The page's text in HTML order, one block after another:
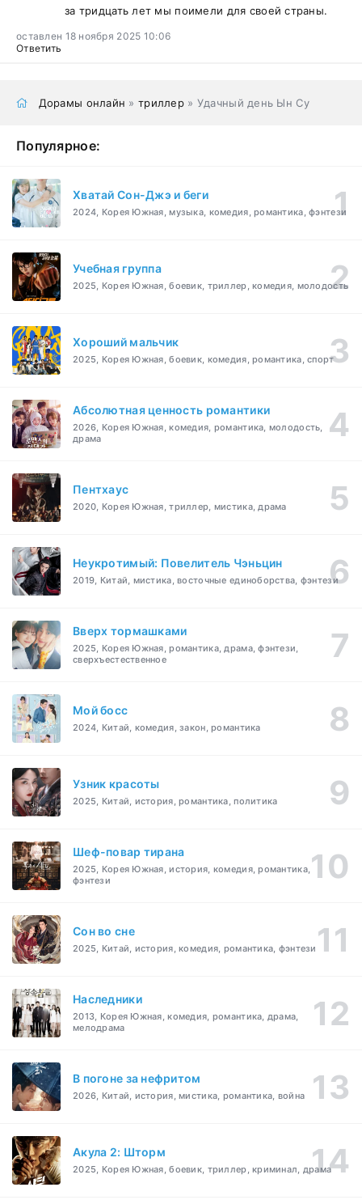
за тридцать лет мы поимели для своей страны.
оставлен 18 ноября 2025 10:06
Ответить
Дорамы онлайн »триллер » Удачный день Ын Су
Популярное:
Хватай Сон-Джэ и беги
2024, Корея Южная, музыка, комедия, романтика, фэнтези
Учебная группа
2025, Корея Южная, боевик, триллер, комедия, молодость
Хороший мальчик
2025, Корея Южная, боевик, комедия, романтика, спорт
Абсолютная ценность романтики
2026, Корея Южная, комедия, романтика, молодость,
драма
Пентхаус
2020, Корея Южная, триллер, мистика, драма
Неукротимый: Повелитель Чэньцин
2019, Китай, мистика, восточные единоборства, фэнтези
Вверх тормашками
2025, Корея Южная, романтика, драма, фэнтези,
сверхъестественное
Мой босс
2024, Китай, комедия, закон, романтика
Узник красоты
2025, Китай, история, романтика, политика
Шеф-повар тирана
2025, Корея Южная, история, комедия, романтика,
фэнтези
Cон во сне
2025, Китай, история, комедия, романтика, фэнтези
Наследники
2013, Корея Южная, комедия, романтика, драма,
мелодрама
В погоне за нефритом
2026, Китай, история, мистика, романтика, война
Акула 2: Шторм
2025, Корея Южная, боевик, триллер, криминал, драма